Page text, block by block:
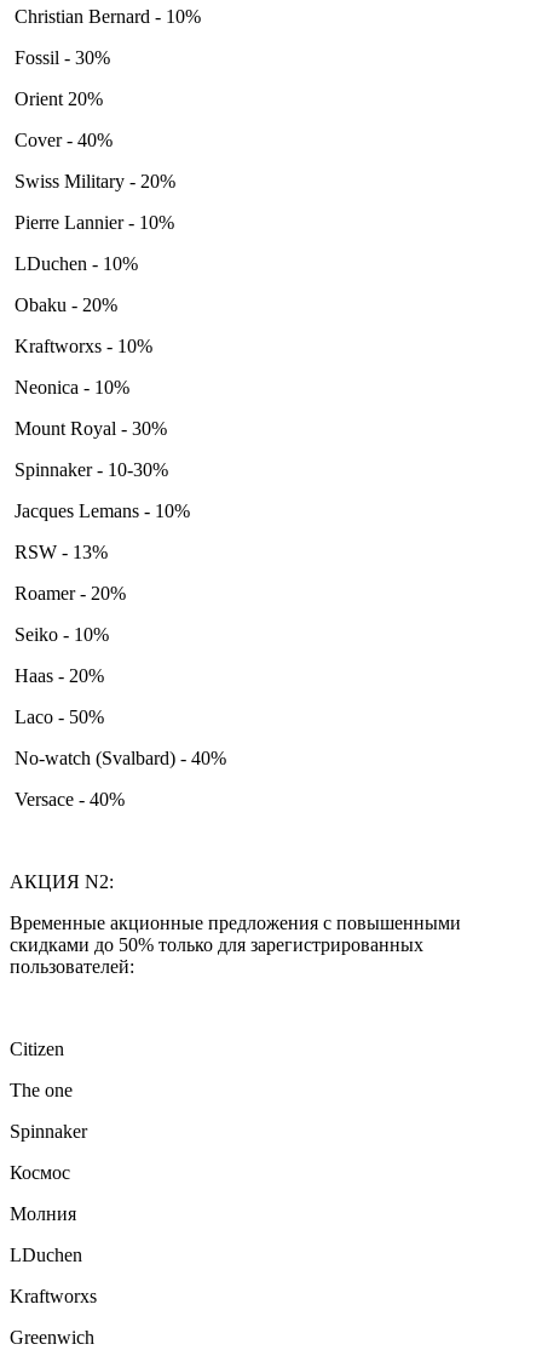
Christian Bernard - 10%
Fossil - 30%
Orient 20%
Cover - 40%
Swiss Military - 20%
Pierre Lannier - 10%
LDuchen - 10%
Obaku - 20%
Kraftworxs - 10%
Neonica - 10%
Mount Royal - 30%
Spinnaker - 10-30%
Jacques Lemans - 10%
RSW - 13%
Roamer - 20%
Seiko - 10%
Haas - 20%
Laco - 50%
No-watch (Svalbard) - 40%
Versace - 40%
АКЦИЯ N2:
Временные акционные предложения с повышенными
скидками до 50% только для зарегистрированных
пользователей:
Citizen
The one
Spinnaker
Космос
Молния
LDuchen
Kraftworxs
Greenwich